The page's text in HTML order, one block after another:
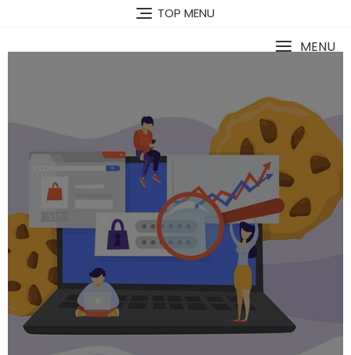
TOP MENU
MENU